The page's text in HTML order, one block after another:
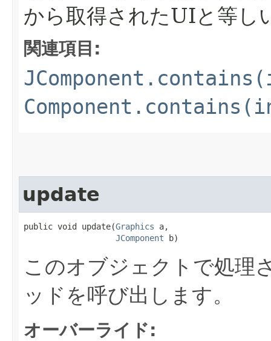
から取得されたUIと等し
関連項目:
update
public void update​(Graphics a,
JComponent b)
このオブジェクトで処理
ッドを呼び出します。
オーバーライド: